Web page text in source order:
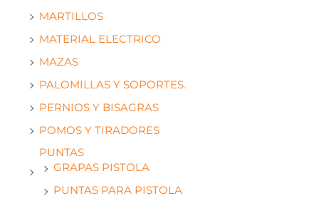
MARTILLOS
MATERIAL ELECTRICO
MAZAS
PALOMILLAS Y SOPORTES.
PERNIOS Y BISAGRAS
POMOS Y TIRADORES
PUNTAS
GRAPAS PISTOLA
PUNTAS PARA PISTOLA